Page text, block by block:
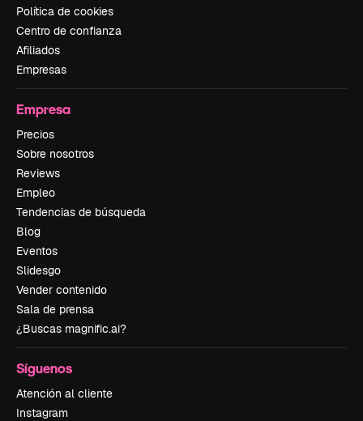
Política de cookies
Centro de confianza
Afiliados
Empresas
Empresa
Precios
Sobre nosotros
Reviews
Empleo
Tendencias de búsqueda
Blog
Eventos
Slidesgo
Vender contenido
Sala de prensa
¿Buscas magnific.ai?
Síguenos
Atención al cliente
Instagram